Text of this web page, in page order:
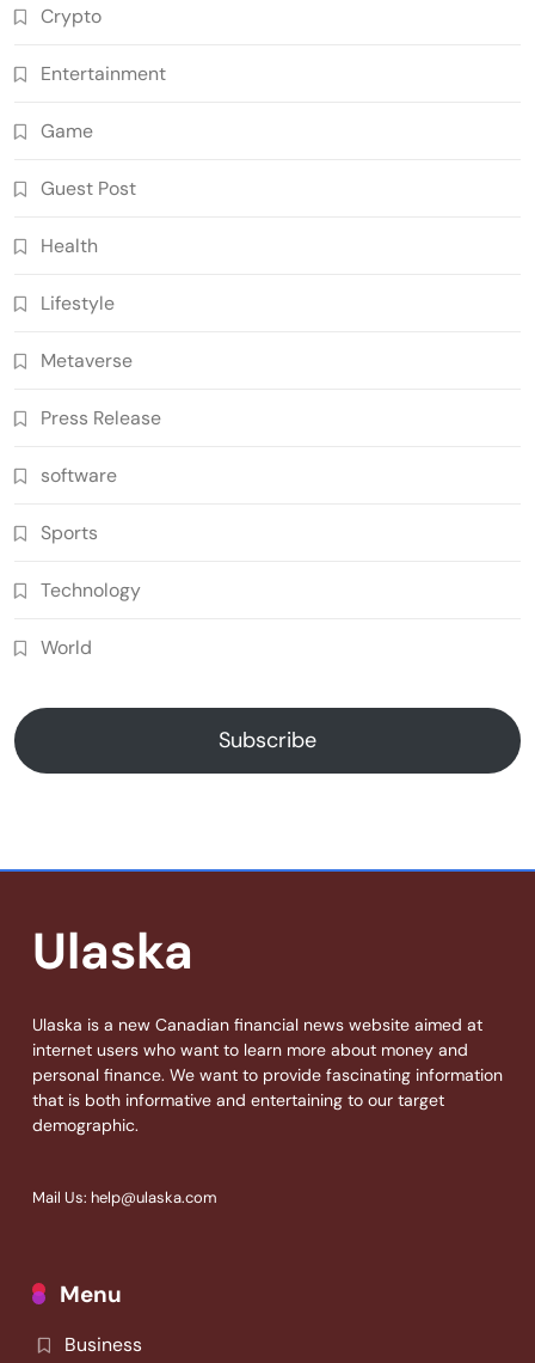
Crypto
Entertainment
Game
Guest Post
Health
Lifestyle
Metaverse
Press Release
software
Sports
Technology
World
Subscribe
Ulaska
Ulaska is a new Canadian financial news website aimed at
internet users who want to learn more about money and
personal finance. We want to provide fascinating information
that is both informative and entertaining to our target
demographic.
Mail Us: help@ulaska.com
Menu
Business